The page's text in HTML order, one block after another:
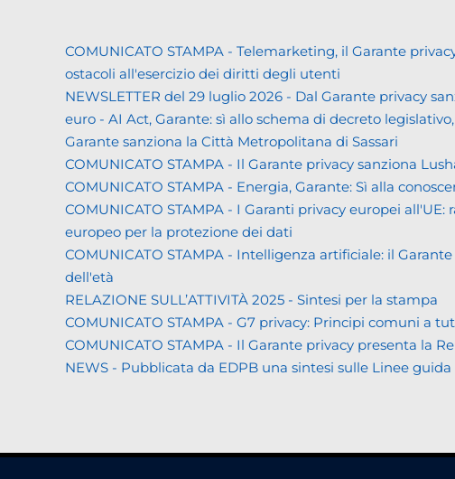
COMUNICATO STAMPA - Telemarketing, il Garante
ostacoli all'esercizio dei diritti degli utenti
NEWSLETTER del 29 luglio 2026 - Dal Garante privacy
euro - AI Act, Garante: sì allo schema di decreto
Garante sanziona la Città Metropolitana di Sassari
COMUNICATO STAMPA - Il Garante privacy sanziona
COMUNICATO STAMPA - Energia, Garante: Sì alla
COMUNICATO STAMPA - I Garanti privacy europei
europeo per la protezione dei dati
COMUNICATO STAMPA - Intelligenza artificiale: il
dell'età
RELAZIONE SULL’ATTIVITÀ 2025 - Sintesi per la stampa
COMUNICATO STAMPA - G7 privacy: Principi comuni a
COMUNICATO STAMPA - Il Garante privacy presenta la
NEWS - Pubblicata da EDPB una sintesi sulle Linee